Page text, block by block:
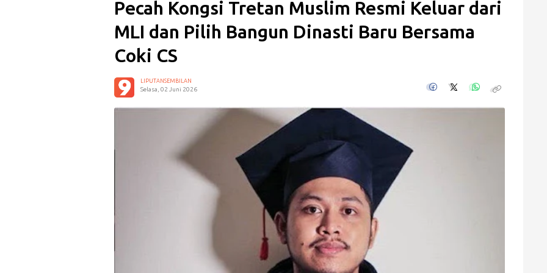
Pecah Kongsi Tretan Muslim Resmi Keluar dari
MLI dan Pilih Bangun Dinasti Baru Bersama
Coki CS
LIPUTANSEMBILAN
Selasa, 02 Juni 2026